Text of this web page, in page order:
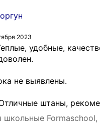
2023
удобные,
не выявлены.
штаны,
Formaschool,